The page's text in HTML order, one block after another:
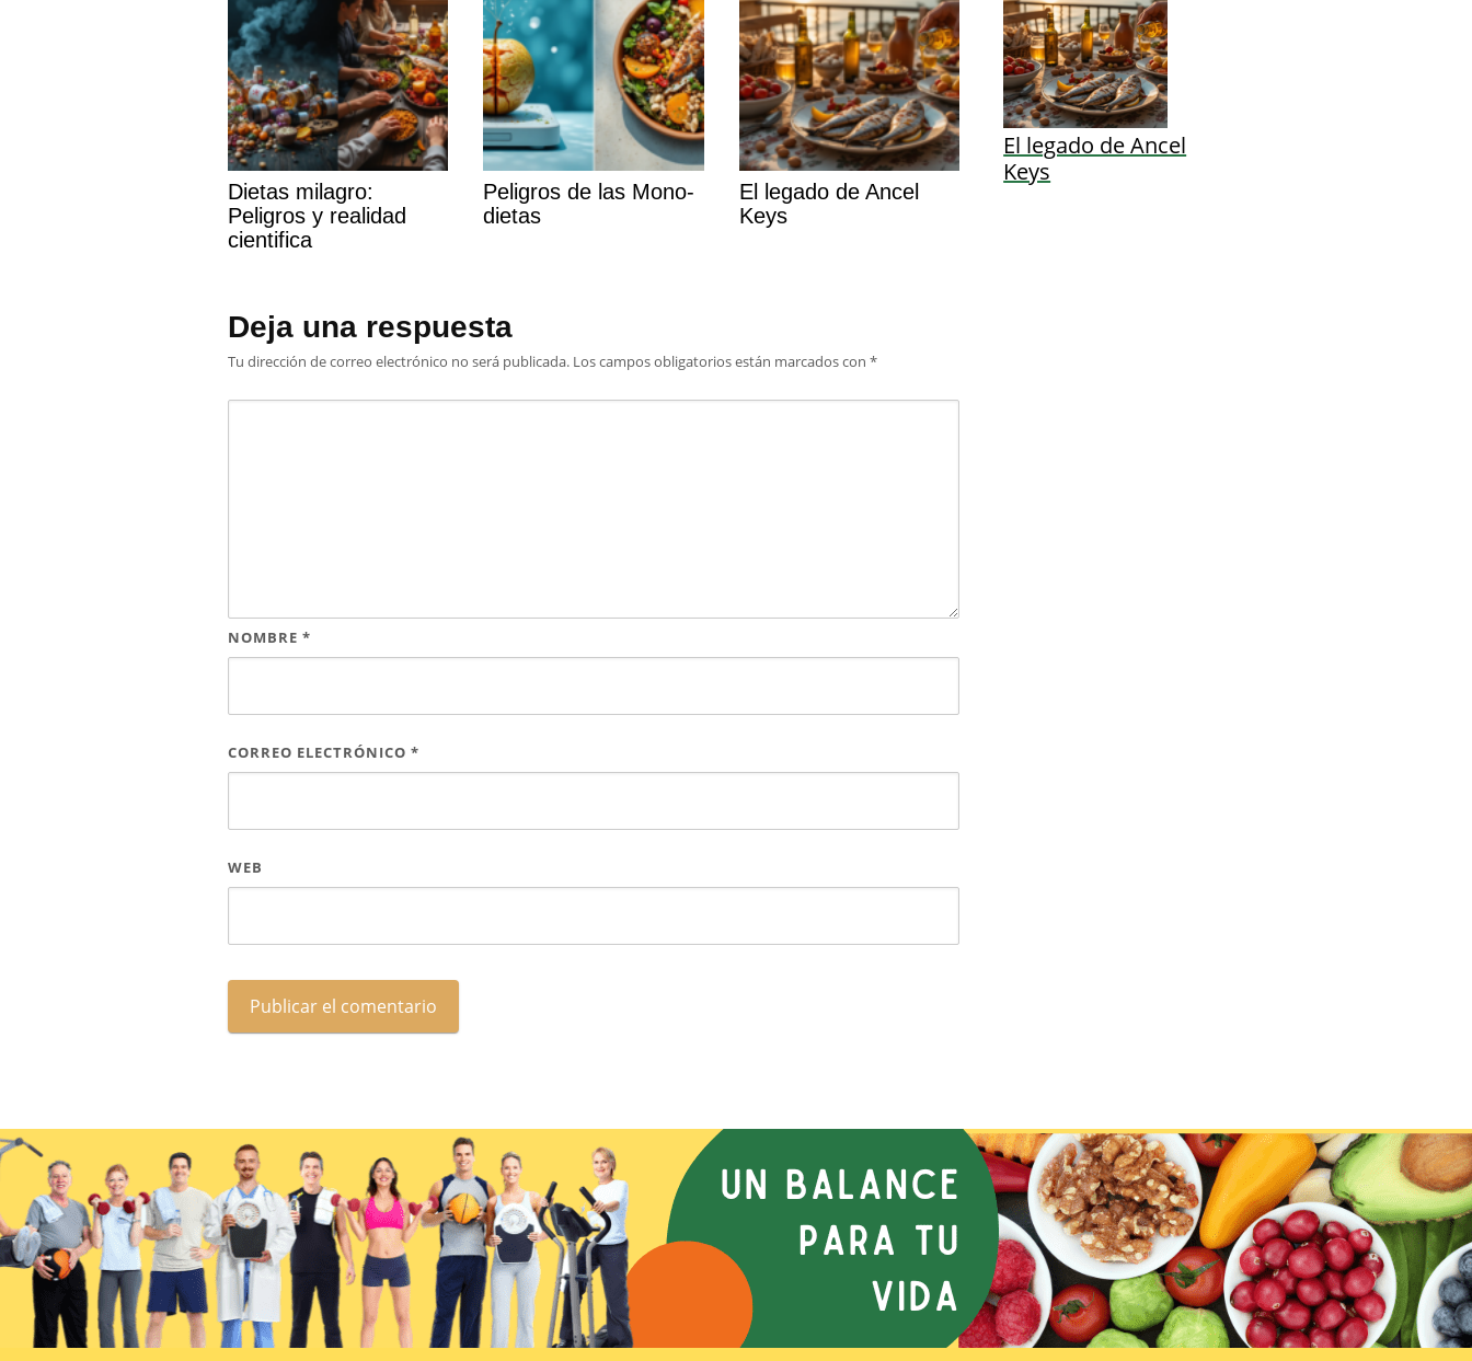
Dietas milagro:
Peligros y realidad
cientifica
Peligros de las Mono-
dietas
El legado de Ancel
Keys
Deja una respuesta
Tu dirección de correo electrónico no será publicada. Los campos obligatorios están marcados con *
NOMBRE *
CORREO ELECTRÓNICO *
WEB
El legado de Ancel
Keys